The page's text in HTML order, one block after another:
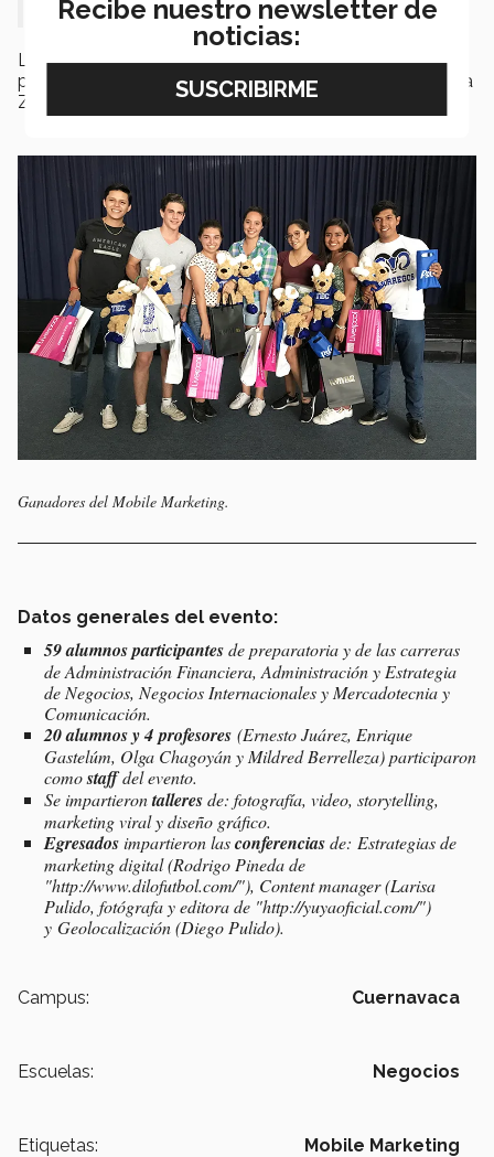
Los ganadores se llevaron paquetes otorgados por los
patrocinadores: Liverpool, Unilever, P&G, ConceNast y la
Zona Arquelógica, Las Casas B+B.
Ganadores del Mobile Marketing.
Datos generales del evento:
59 alumnos participantesde preparatoria y de las carreras
de Administración Financiera, Administración y Estrategia
de Negocios, Negocios Internacionales y Mercadotecnia y
Comunicación.
20 alumnos y 4 profesores (Ernesto Juárez, Enrique
Gastelúm, Olga Chagoyán y Mildred Berrelleza) participaron
comostaffdel evento.
Se impartierontalleresde: fotografía, video, storytelling,
marketing viral y diseño gráfico.
Egresadosimpartieron lasconferenciasde: Estrategias de
marketing digital (Rodrigo Pineda de
"http://www.dilofutbol.com/"), Content manager (Larisa
Pulido, fotógrafa y editora de "http://yuyaoficial.com/")
y Geolocalización (Diego Pulido).
Campus: Cuernavaca
Escuelas: Negocios
Etiquetas: Mobile Marketing
Recibe nuestro newsletter de
noticias: